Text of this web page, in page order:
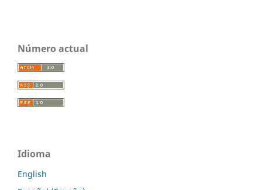
Número actual
Idioma
English